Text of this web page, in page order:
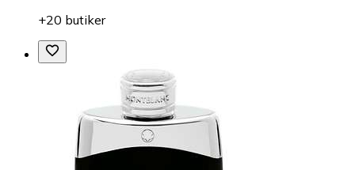
+20 butiker